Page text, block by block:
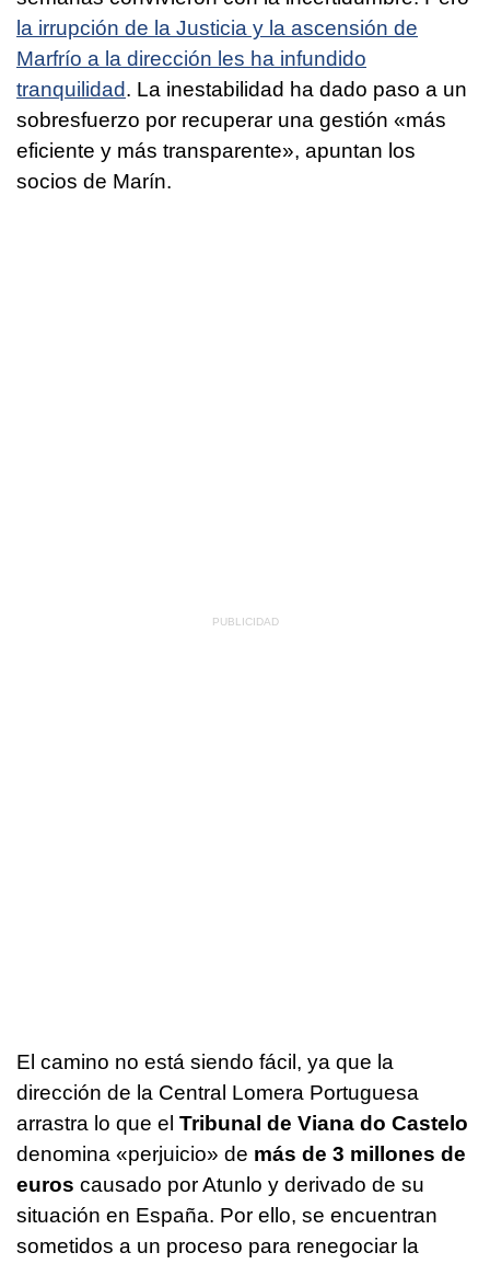
la irrupción de la Justicia y la ascensión de
Marfrío a la dirección les ha infundido
tranquilidad. La inestabilidad ha dado paso a un
sobresfuerzo por recuperar una gestión «más
eficiente y más transparente», apuntan los
socios de Marín.
El camino no está siendo fácil, ya que la
dirección de la Central Lomera Portuguesa
arrastra lo que el Tribunal de Viana do Castelo
denomina «perjuicio» de más de 3 millones de
euros causado por Atunlo y derivado de su
situación en España. Por ello, se encuentran
sometidos a un proceso para renegociar la